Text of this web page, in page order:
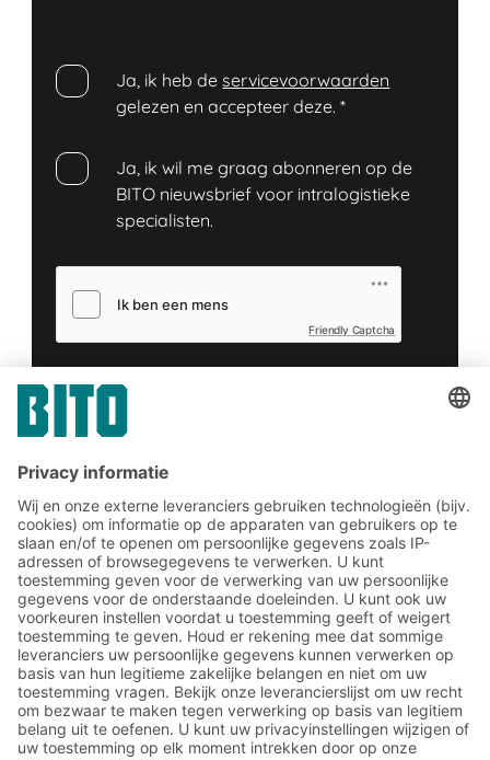
Ja, ik heb deservicevoorwaarden
gelezen en accepteer deze.*
Ja, ik wil me graag abonneren op de
BITO nieuwsbrief voor intralogistieke
specialisten.
Friendly Captcha
Meld u nu aan voor de BITO-
nieuwsbrief:
Magazijn- en logistiek
nieuws
Exclusieve kortingen
Innovaties